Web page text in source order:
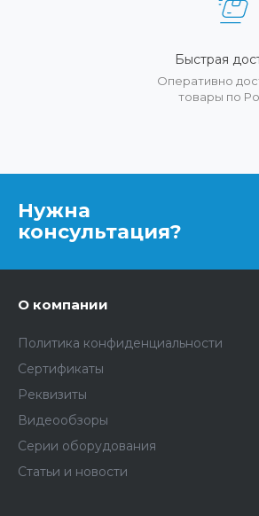
Быстрая
Оперативно
товары по
Нужна
консультация?
О компании
Политика конфиденциальности
Сертификаты
Реквизиты
Видеообзоры
Серии оборудования
Статьи и новости